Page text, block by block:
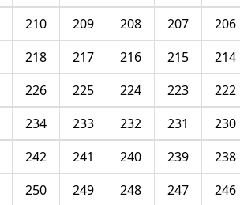
206
207
208
209
210
214
215
216
217
218
222
223
224
225
226
230
231
232
233
234
238
239
240
241
242
246
247
248
249
250